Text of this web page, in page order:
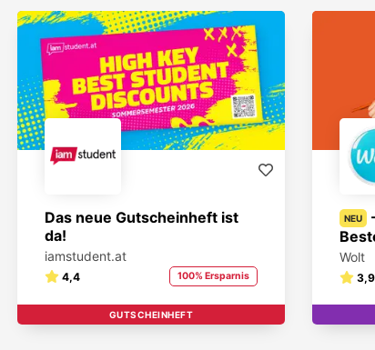
Das neue Gutscheinheft ist
da!
iamstudent.at
4,4 100% Ersparnis
GUTSCHEINHEFT
NEU
Wolt
3,9